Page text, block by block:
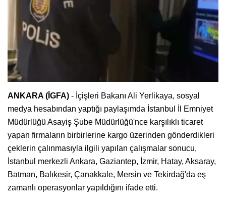
ANKARA (İGFA) - İçişleri Bakanı Ali Yerlikaya, sosyal
medya hesabından yaptığı paylaşımda İstanbul İl Emniyet
Müdürlüğü Asayiş Şube Müdürlüğü'nce karşılıklı ticaret
yapan firmaların birbirlerine kargo üzerinden gönderdikleri
çeklerin çalınmasıyla ilgili yapılan çalışmalar sonucu,
İstanbul merkezli Ankara, Gaziantep, İzmir, Hatay, Aksaray,
Batman, Balıkesir, Çanakkale, Mersin ve Tekirdağ'da eş
zamanlı operasyonlar yapıldığını ifade etti.